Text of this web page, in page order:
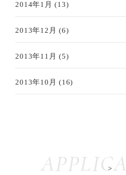
2014年1月 (13)
2013年12月 (6)
2013年11月 (5)
2013年10月 (16)
>